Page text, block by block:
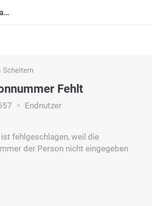
Dokumentation
Scheitern
Fehlt
Endnutzer
fehlgeschlagen, weil die
der Person nicht eingegeben